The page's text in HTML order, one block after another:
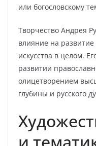
или богословскому
Творчество Андрея
влияние на развитие
искусства в целом.
развитии
олицетворением
глубины и русского